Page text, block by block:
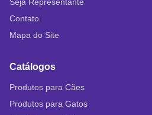
Contato
Mapa do Site
Catálogos
Produtos para Cães
Produtos para Gatos